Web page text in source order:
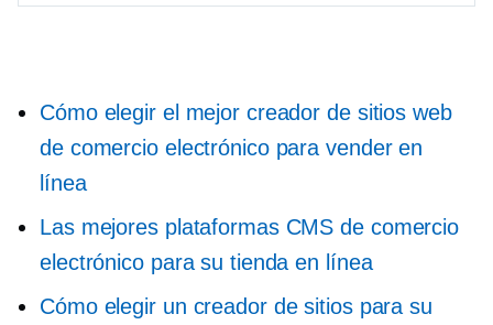
Cómo elegir el mejor creador de sitios web
de comercio electrónico para vender en
línea
Las mejores plataformas CMS de comercio
electrónico para su tienda en línea
Cómo elegir un creador de sitios para su